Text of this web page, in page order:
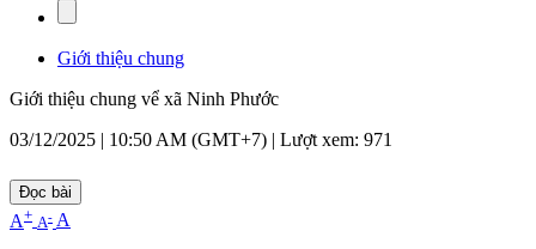
Giới thiệu chung
Giới thiệu chung vể xã Ninh Phước
03/12/2025 | 10:50 AM (GMT+7) | Lượt xem: 971
Đọc bài
A+ A- A